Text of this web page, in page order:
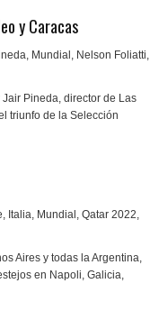
y Caracas
, Mundial , Nelson Foliatti,
Pineda, director de Las
triunfo de la Selección
, Italia, Mundial , Qatar 2022,
Aires y todas la Argentina,
en Napoli, Galicia,